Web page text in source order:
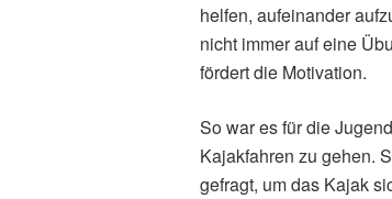
helfen, aufeinander
nicht immer auf eine
fördert die Motivation.
So war es für die
Kajakfahren zu gehen.
gefragt, um das Kajak